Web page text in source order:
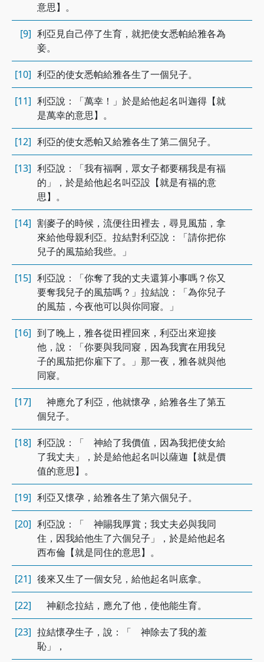
意思】。
[9] 利亞見自己停了生育，就把使女悉帕給雅各為
妾。
[10] 利亞的使女悉帕給雅各生了一個兒子。
[11] 利亞說：「萬幸！」於是給他起名叫迦得【就
是萬幸的意思】。
[12] 利亞的使女悉帕又給雅各生了第二個兒子。
[13] 利亞說：「我有福啊，眾女子都要稱我是有福
的」，於是給他起名叫亞設【就是有福的意
思】。
[14] 割麥子的時候，流便往田裡去，尋見風茄，拿
來給他母親利亞。拉結對利亞說：「請你把你
兒子的風茄給我些。」
[15] 利亞說：「你奪了我的丈夫還算小事嗎？你又
要奪我兒子的風茄嗎？」拉結說：「為你兒子
的風茄，今夜他可以與你同寢。」
[16] 到了晚上，雅各從田裡回來，利亞出來迎接
他，說：「你要與我同寢，因為我實在用我兒
子的風茄把你雇下了。」那一夜，雅各就與他
同寢。
[17]
神應允了利亞，他就懷孕，給雅各生了第五
個兒子。
[18] 利亞說：「 神給了我價值，因為我把使女給
了我丈夫」，於是給他起名叫以薩迦【就是價
值的意思】。
[19] 利亞又懷孕，給雅各生了第六個兒子。
[20] 利亞說：「 神賜我厚賞；我丈夫必與我同
住，因我給他生了六個兒子」，於是給他起名
西布倫【就是同住的意思】。
[21] 後來又生了一個女兒，給他起名叫底拿。
[22] 神顧念拉結，應允了他，使他能生育。
[23] 拉結懷孕生子，說：「 神除去了我的羞
恥」，